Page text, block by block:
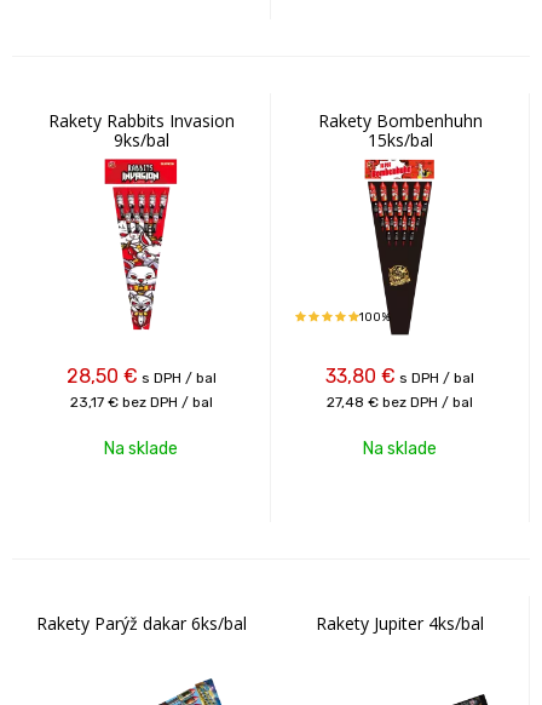
Rakety Rabbits Invasion
9ks/bal
28,50 € s DPH / bal
23,17 € bez DPH / bal
Na sklade
Rakety Bombenhuhn
15ks/bal
100%
33,80 € s DPH / bal
27,48 € bez DPH / bal
Na sklade
Rakety Parýž dakar 6ks/bal Rakety Jupiter 4ks/bal